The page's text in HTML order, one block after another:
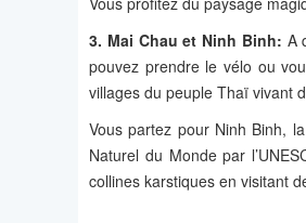
3. Mai Chau et Ninh Binh: A
pouvez prendre le vélo ou
villages du peuple Thaï vivant
Vous partez pour Ninh Binh,
Naturel du Monde par
collines karstiques en visitant